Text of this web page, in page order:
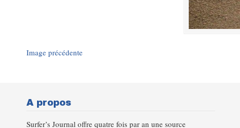
Image précédente
A propos
Surfer’s Journal offre quatre fois par an une source